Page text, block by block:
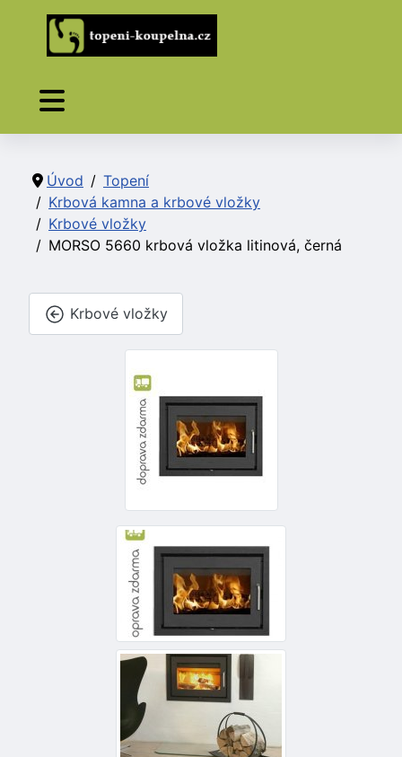
Úvod
Topení
Krbová kamna a krbové vložky
Krbové vložky
MORSO 5660 krbová vložka litinová, černá
Krbové vložky